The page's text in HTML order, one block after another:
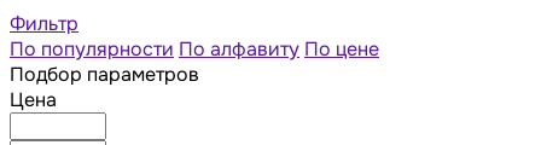
Фильтр
По популярности По алфавиту По цене
Подбор параметров
Цена